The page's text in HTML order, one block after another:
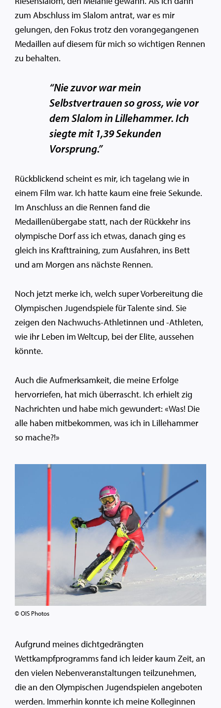
zum Abschluss im Slalom antrat, war es mir
gelungen, den Fokus trotz den vorangegangenen
Medaillen auf diesem für mich so wichtigen Rennen
zu behalten.
“Nie zuvor war mein
Selbstvertrauen so gross, wie vor
dem Slalom in Lillehammer. Ich
siegte mit 1,39 Sekunden
Vorsprung.”
Rückblickend scheint es mir, ich tagelang wie in
einem Film war. Ich hatte kaum eine freie Sekunde.
Im Anschluss an die Rennen fand die
Medaillenübergabe statt, nach der Rückkehr ins
olympische Dorf ass ich etwas, danach ging es
gleich ins Krafttraining, zum Ausfahren, ins Bett
und am Morgen ans nächste Rennen.
Noch jetzt merke ich, welch super Vorbereitung die
Olympischen Jugendspiele für Talente sind. Sie
zeigen den Nachwuchs-Athletinnen und -Athleten,
wie ihr Leben im Weltcup, bei der Elite, aussehen
könnte.
Auch die Aufmerksamkeit, die meine Erfolge
hervorriefen, hat mich überrascht. Ich erhielt zig
Nachrichten und habe mich gewundert: «Was! Die
alle haben mitbekommen, was ich in Lillehammer
so mache?!»
© OIS Photos
Aufgrund meines dichtgedrängten
Wettkampfprogramms fand ich leider kaum Zeit, an
den vielen Nebenveranstaltungen teilzunehmen,
die an den Olympischen Jugendspielen angeboten
werden. Immerhin konnte ich meine Kolleginnen